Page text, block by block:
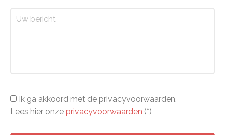
Ik ga akkoord met de privacyvoorwaarden.
Lees hier onze privacyvoorwaarden (*)